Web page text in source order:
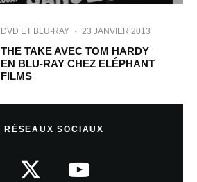
DVD ET BLU-RAY · 23 JANVIER 2013
THE TAKE AVEC TOM HARDY
EN BLU-RAY CHEZ ELÉPHANT
FILMS
RÉSEAUX SOCIAUX